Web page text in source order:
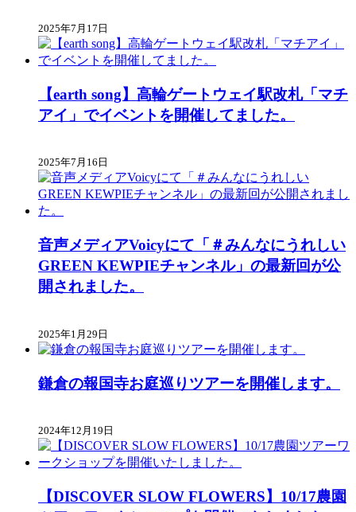
2025年7月17日
【earth song】高輪ゲートウェイ駅改札「マチ
アイ」でイベントを開催してました。
2025年7月16日
音声メディアVoicyにて「＃みんなにうれしい
GREEN KEWPIEチャンネル」の最新回が公
開されました。
2025年1月29日
鎌倉の報国寺お庭巡りツアーを開催します。
2024年12月19日
【DISCOVER SLOW FLOWERS】10/17農園